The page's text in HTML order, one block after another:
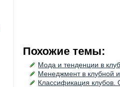
Похожие темы:
Мода и тенденции в
Менеджмент в клубной
Классификация клубов.